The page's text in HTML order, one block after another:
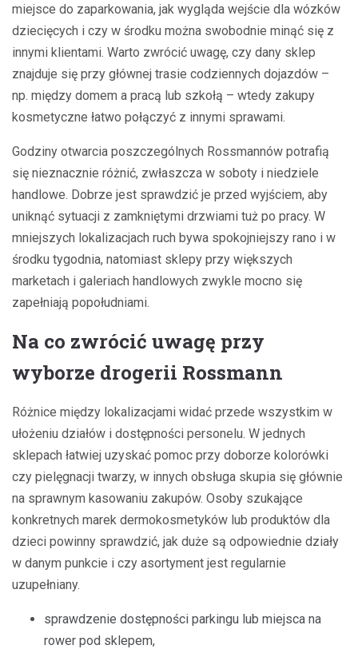
miejsce do zaparkowania, jak wygląda wejście dla wózków
dziecięcych i czy w środku można swobodnie minąć się z
innymi klientami. Warto zwrócić uwagę, czy dany sklep
znajduje się przy głównej trasie codziennych dojazdów –
np. między domem a pracą lub szkołą – wtedy zakupy
kosmetyczne łatwo połączyć z innymi sprawami.
Godziny otwarcia poszczególnych Rossmannów potrafią
się nieznacznie różnić, zwłaszcza w soboty i niedziele
handlowe. Dobrze jest sprawdzić je przed wyjściem, aby
uniknąć sytuacji z zamkniętymi drzwiami tuż po pracy. W
mniejszych lokalizacjach ruch bywa spokojniejszy rano i w
środku tygodnia, natomiast sklepy przy większych
marketach i galeriach handlowych zwykle mocno się
zapełniają popołudniami.
Na co zwrócić uwagę przy
wyborze drogerii Rossmann
Różnice między lokalizacjami widać przede wszystkim w
ułożeniu działów i dostępności personelu. W jednych
sklepach łatwiej uzyskać pomoc przy doborze kolorówki
czy pielęgnacji twarzy, w innych obsługa skupia się głównie
na sprawnym kasowaniu zakupów. Osoby szukające
konkretnych marek dermokosmetyków lub produktów dla
dzieci powinny sprawdzić, jak duże są odpowiednie działy
w danym punkcie i czy asortyment jest regularnie
uzupełniany.
sprawdzenie dostępności parkingu lub miejsca na
rower pod sklepem,